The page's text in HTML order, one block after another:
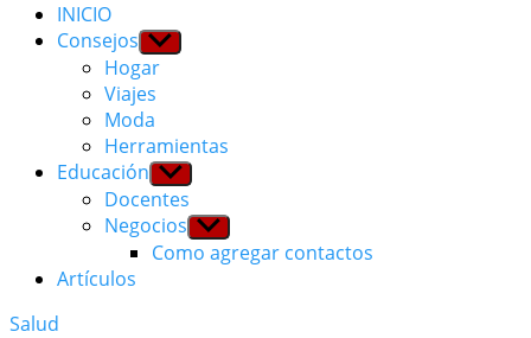
INICIO
Consejos Show
sub
menu
Hogar
Viajes
Moda
Herramientas
Educación Show
sub
menu
Docentes
Negocios Show
sub
menu
Como agregar contactos
Artículos
Salud